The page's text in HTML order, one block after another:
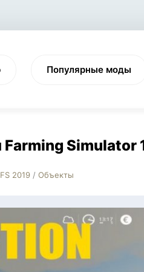
CYBERPUNK 2077
Популярные моды
Simulator
2019 / Объекты